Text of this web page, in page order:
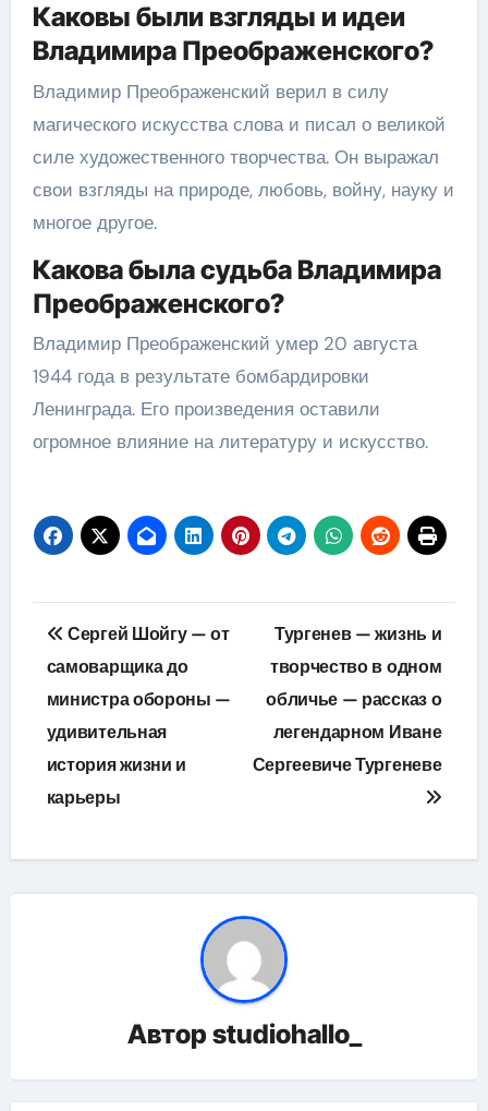
Каковы были взгляды и идеи
Владимира Преображенского?
Владимир Преображенский верил в силу
магического искусства слова и писал о великой
силе художественного творчества. Он выражал
свои взгляды на природе, любовь, войну, науку и
многое другое.
Какова была судьба Владимира
Преображенского?
Владимир Преображенский умер 20 августа
1944 года в результате бомбардировки
Ленинграда. Его произведения оставили
огромное влияние на литературу и искусство.
Навигация
по
записям
Сергей Шойгу — от
самоварщика до
министра обороны —
удивительная
история жизни и
карьеры
Тургенев — жизнь и
творчество в одном
обличье — рассказ о
легендарном Иване
Сергеевиче Тургеневе
Авторstudiohallo_